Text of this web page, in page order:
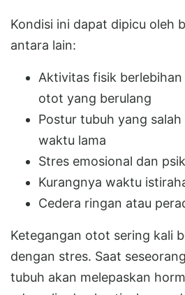
Kondisi ini dapat dipicu oleh
antara lain:
Aktivitas fisik
otot yang berulang
Postur tubuh yang
waktu lama
Stres emosional dan
Kurangnya waktu
Cedera ringan atau
Ketegangan otot sering kali
dengan stres. Saat
tubuh akan melepaskan